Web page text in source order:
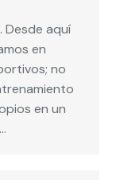
Desde aquí
en
no
en un